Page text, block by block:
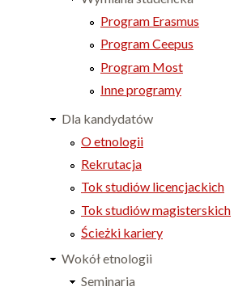
Program Erasmus
Program Ceepus
Program Most
Inne programy
Dla kandydatów
O etnologii
Rekrutacja
Tok studiów licencjackich
Tok studiów magisterskich
Ścieżki kariery
Wokół etnologii
Seminaria